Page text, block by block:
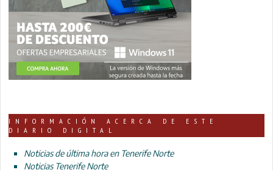
INFORMACIÓN ACERCA DE ESTE
DIARIO DIGITAL
Noticias de última hora en Tenerife Norte
Noticias Tenerife Norte